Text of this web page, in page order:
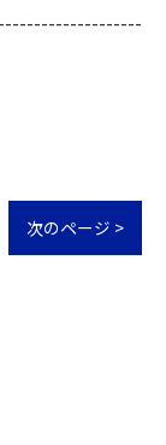
次のページ >